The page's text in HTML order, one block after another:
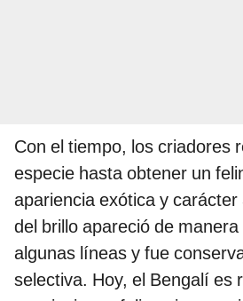
Con el tiempo, los criadores
especie hasta obtener un
apariencia exótica y carácter
del brillo apareció de
algunas líneas y fue
selectiva. Hoy, el Bengalí es